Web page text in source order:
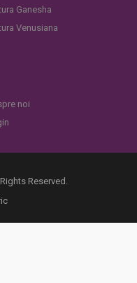
Ganesha
Venusiana
noi
Reserved.